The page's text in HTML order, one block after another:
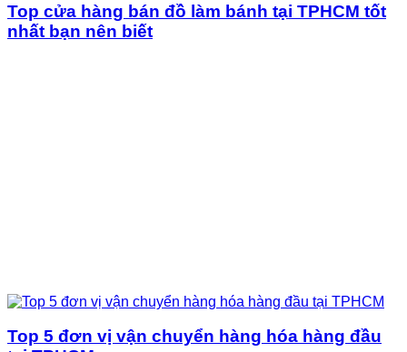
Top cửa hàng bán đồ làm bánh tại TPHCM tốt
nhất bạn nên biết
Top 5 đơn vị vận chuyển hàng hóa hàng đầu